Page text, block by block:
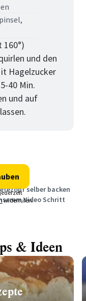
160°)
und den
Hagelzucker
40 Min.
und auf
widerrufen.
selber backen
Video Schritt
& Ideen